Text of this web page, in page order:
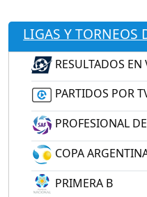
LIGAS Y TORNEOS
RESULTADOS EN
PARTIDOS POR
PROFESIONAL
COPA
PRIMERA B